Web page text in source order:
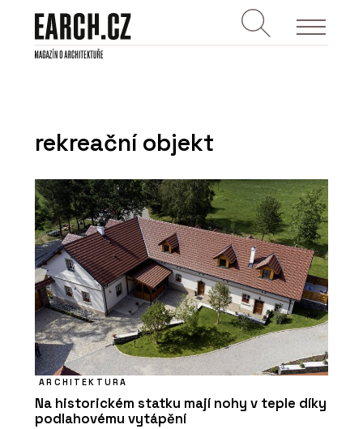
rekreační objekt
ARCHITEKTURA
Na historickém statku mají nohy v teple díky
podlahovému vytápění